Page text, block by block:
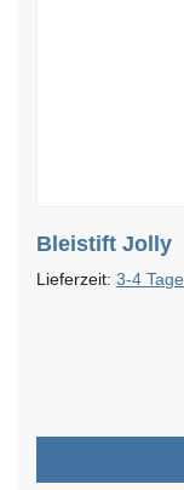
Bleistift Jolly
Lieferzeit: 3-4 Tage